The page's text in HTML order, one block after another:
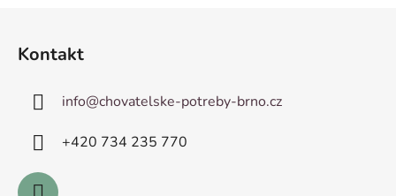
Kontakt
info@chovatelske-potreby-brno.cz
+420 ­734 235 770